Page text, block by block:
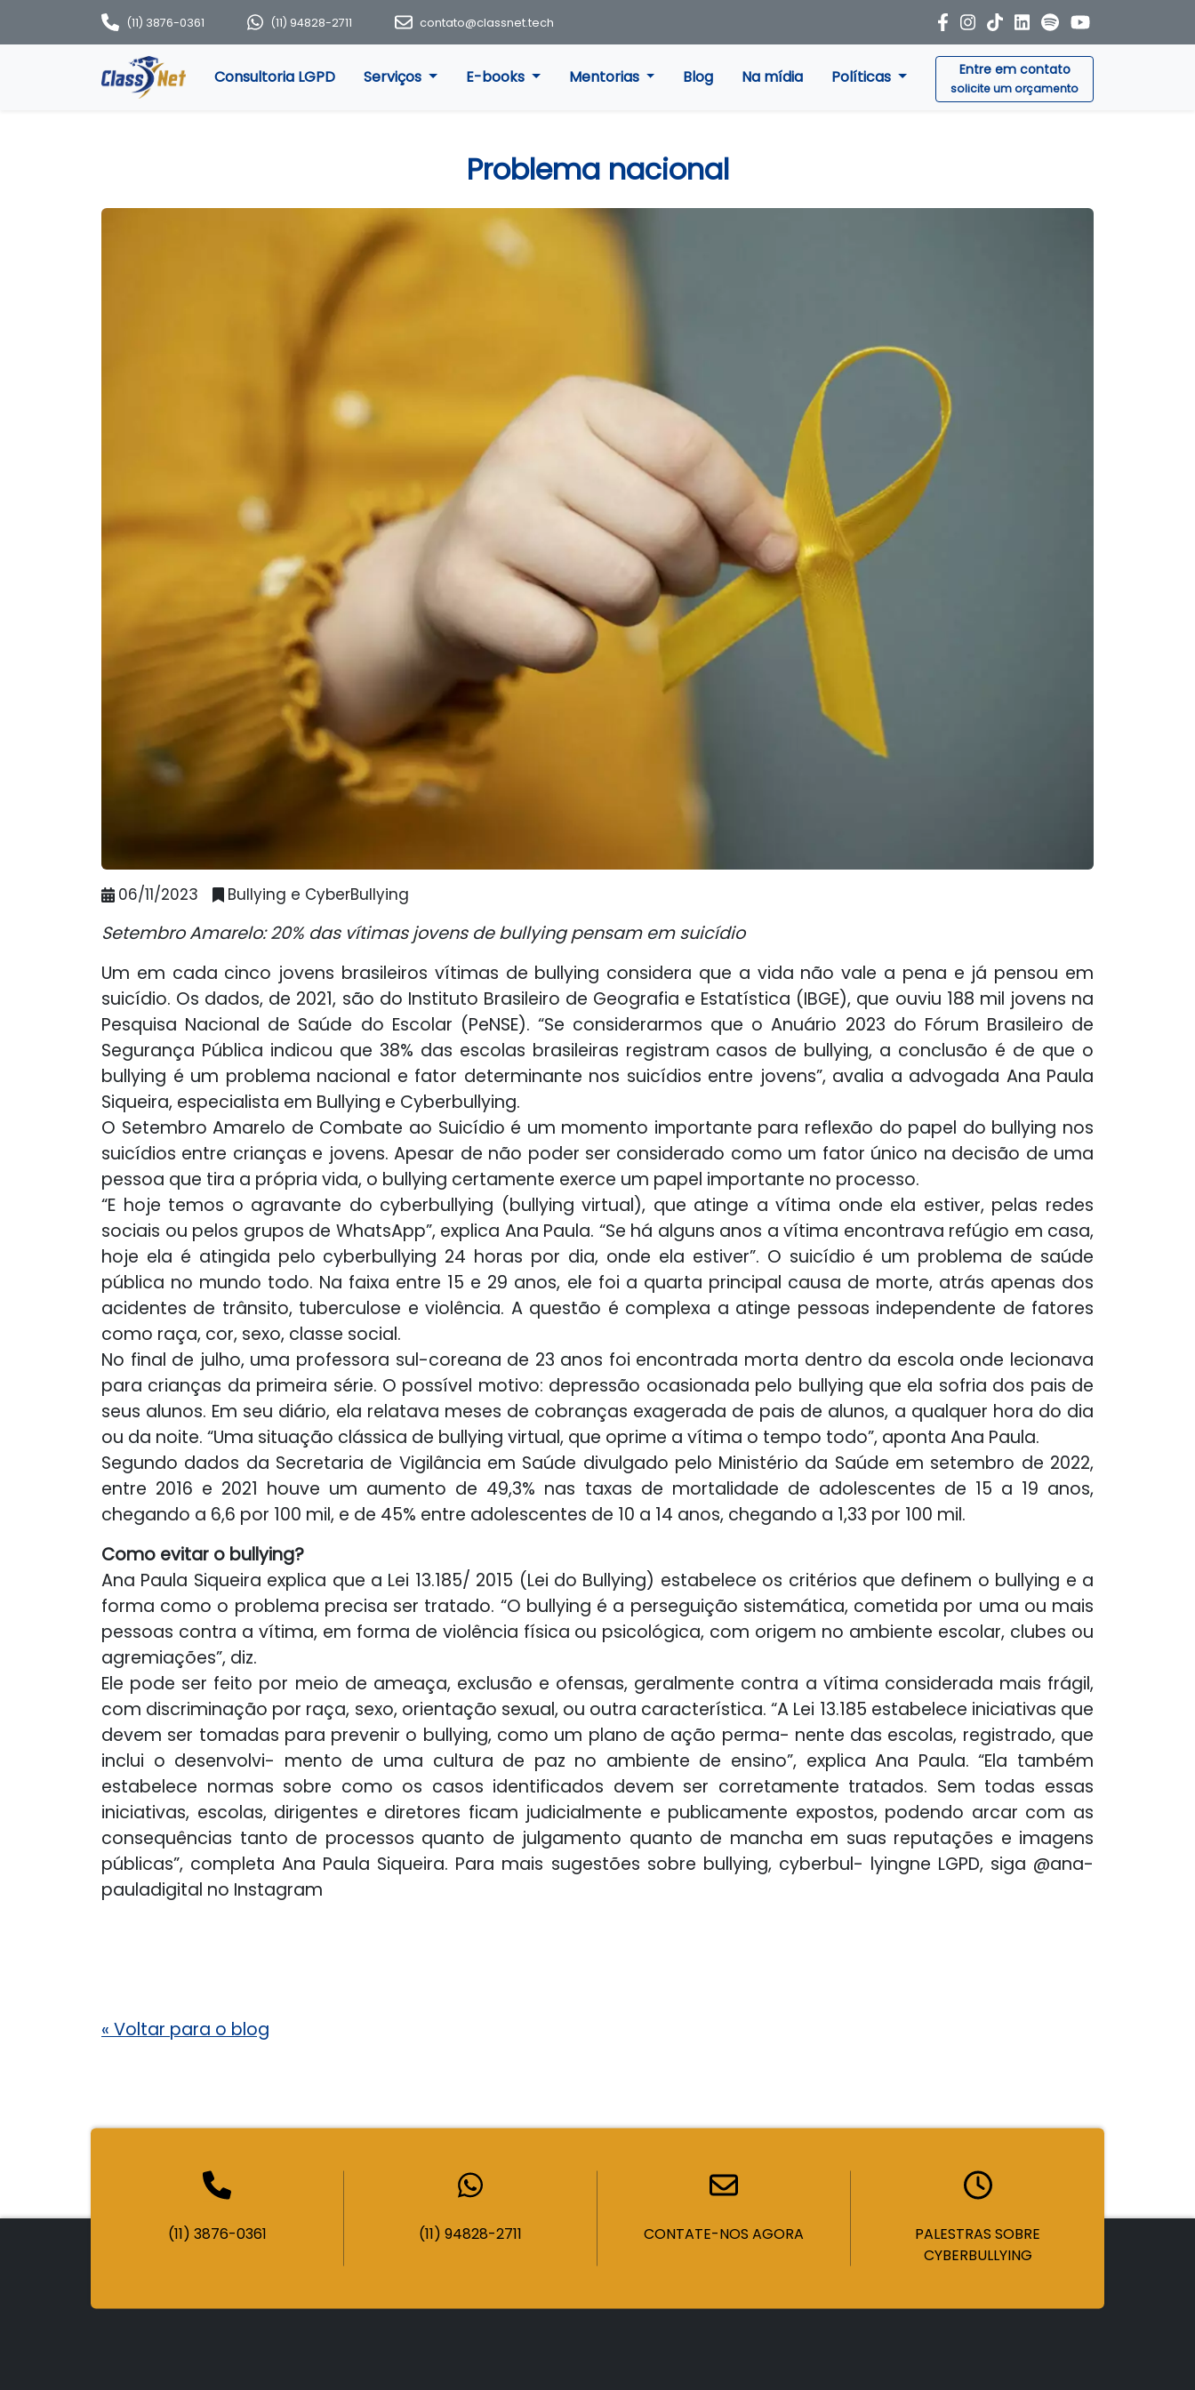
(11) 3876-0361 (11) 94828-2711 contato@classnet.tech
Consultoria LGPD Serviços E-books Mentorias Blog Na mídia Políticas Entre em contato
solicite um orçamento
Problema nacional
06/11/2023 Bullying e CyberBullying
Setembro Amarelo: 20% das vítimas jovens de bullying pensam em suicídio
Um em cada cinco jovens brasileiros vítimas de bullying considera que a vida não vale a pena e já pensou em
suicídio. Os dados, de 2021, são do Instituto Brasileiro de Geografia e Estatística (IBGE), que ouviu 188 mil jovens na
Pesquisa Nacional de Saúde do Escolar (PeNSE). “Se considerarmos que o Anuário 2023 do Fórum Brasileiro de
Segurança Pública indicou que 38% das escolas brasileiras registram casos de bullying, a conclusão é de que o
bullying é um problema nacional e fator determinante nos suicídios entre jovens”, avalia a advogada Ana Paula
Siqueira, especialista em Bullying e Cyberbullying.
O Setembro Amarelo de Combate ao Suicídio é um momento importante para reflexão do papel do bullying nos
suicídios entre crianças e jovens. Apesar de não poder ser considerado como um fator único na decisão de uma
pessoa que tira a própria vida, o bullying certamente exerce um papel importante no processo.
“E hoje temos o agravante do cyberbullying (bullying virtual), que atinge a vítima onde ela estiver, pelas redes
sociais ou pelos grupos de WhatsApp”, explica Ana Paula. “Se há alguns anos a vítima encontrava refúgio em casa,
hoje ela é atingida pelo cyberbullying 24 horas por dia, onde ela estiver”. O suicídio é um problema de saúde
pública no mundo todo. Na faixa entre 15 e 29 anos, ele foi a quarta principal causa de morte, atrás apenas dos
acidentes de trânsito, tuberculose e violência. A questão é complexa a atinge pessoas independente de fatores
como raça, cor, sexo, classe social.
No final de julho, uma professora sul-coreana de 23 anos foi encontrada morta dentro da escola onde lecionava
para crianças da primeira série. O possível motivo: depressão ocasionada pelo bullying que ela sofria dos pais de
seus alunos. Em seu diário, ela relatava meses de cobranças exagerada de pais de alunos, a qualquer hora do dia
ou da noite. “Uma situação clássica de bullying virtual, que oprime a vítima o tempo todo”, aponta Ana Paula.
Segundo dados da Secretaria de Vigilância em Saúde divulgado pelo Ministério da Saúde em setembro de 2022,
entre 2016 e 2021 houve um aumento de 49,3% nas taxas de mortalidade de adolescentes de 15 a 19 anos,
chegando a 6,6 por 100 mil, e de 45% entre adolescentes de 10 a 14 anos, chegando a 1,33 por 100 mil.
Como evitar o bullying?
Ana Paula Siqueira explica que a Lei 13.185/ 2015 (Lei do Bullying) estabelece os critérios que definem o bullying e a
forma como o problema precisa ser tratado. “O bullying é a perseguição sistemática, cometida por uma ou mais
pessoas contra a vítima, em forma de violência física ou psicológica, com origem no ambiente escolar, clubes ou
agremiações”, diz.
Ele pode ser feito por meio de ameaça, exclusão e ofensas, geralmente contra a vítima considerada mais frágil,
com discriminação por raça, sexo, orientação sexual, ou outra característica. “A Lei 13.185 estabelece iniciativas que
devem ser tomadas para prevenir o bullying, como um plano de ação perma- nente das escolas, registrado, que
inclui o desenvolvi- mento de uma cultura de paz no ambiente de ensino”, explica Ana Paula. “Ela também
estabelece normas sobre como os casos identificados devem ser corretamente tratados. Sem todas essas
iniciativas, escolas, dirigentes e diretores ficam judicialmente e publicamente expostos, podendo arcar com as
consequências tanto de processos quanto de julgamento quanto de mancha em suas reputações e imagens
públicas”, completa Ana Paula Siqueira. Para mais sugestões sobre bullying, cyberbul- lyingne LGPD, siga @ana-
pauladigital no Instagram
« Voltar para o blog
(11) 3876-0361 (11) 94828-2711 CONTATE-NOS AGORA
PALESTRAS SOBRE
CYBERBULLYING